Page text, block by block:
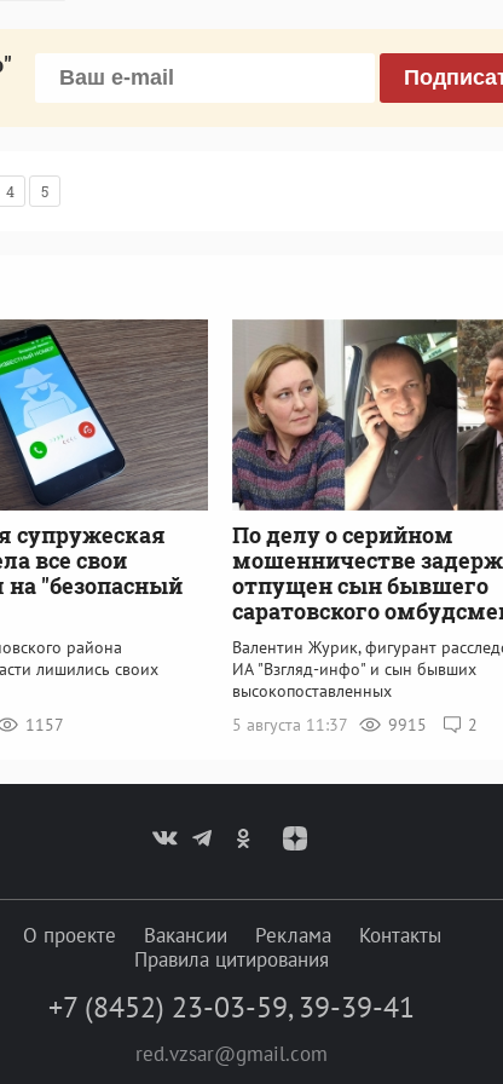
4 5
супружеская
все свои
на "безопасный
района
лишились своих
1157
По делу о серийном
мошенничестве
отпущен сын бывшего
саратовского
Валентин Журик, фигурант
ИА "Взгляд-инфо" и сын бывших
высокопоставленных
5 августа 11:37
9915 2
О проекте Вакансии Реклама
Контакты
Правила цитирования
+7 (8452) 23-03-59, 39-39-41
red.vzsar@gmail.com